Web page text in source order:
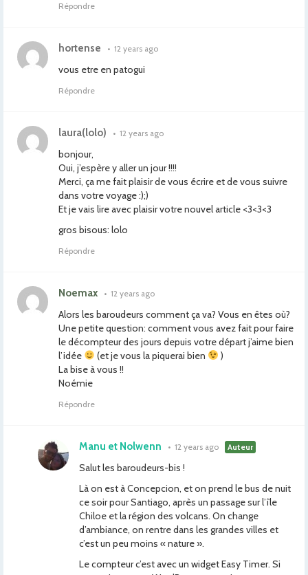
Répondre
hortense • 12 years ago
vous etre en patogui
Répondre
laura(lolo) • 12 years ago
bonjour,
Oui, j’espère y aller un jour !!!!
Merci, ça me fait plaisir de vous écrire et de vous suivre
dans votre voyage :);)
Et je vais lire avec plaisir votre nouvel article <3<3<3
gros bisous: lolo
Répondre
Noemax • 12 years ago
Alors les baroudeurs comment ça va? Vous en êtes où?
Une petite question: comment vous avez fait pour faire
le décompteur des jours depuis votre départ j’aime bien
l’idée
(et je vous la piquerai bien
)
La bise à vous !!
Noémie
Répondre
Manu et Nolwenn • 12 years ago Auteur
Salut les baroudeurs-bis !
Là on est à Concepcion, et on prend le bus de nuit
ce soir pour Santiago, après un passage sur l’île
Chiloe et la région des volcans. On change
d’ambiance, on rentre dans les grandes villes et
c’est un peu moins « nature ».
Le compteur c’est avec un widget Easy Timer. Si